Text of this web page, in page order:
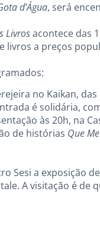
d’Água, será
Livrosacontece das
livros a preços
no Kaikan,
é solidária,
às 20h, na
de histórias Que
Sesi a exposição
A visitação é de